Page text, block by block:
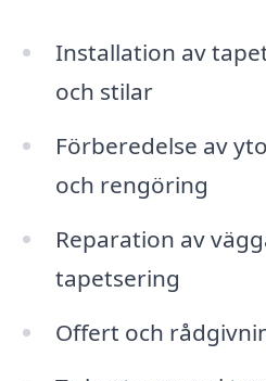
Installation av
och stilar
Förberedelse av
och rengöring
Reparation av
tapetsering
Offert och